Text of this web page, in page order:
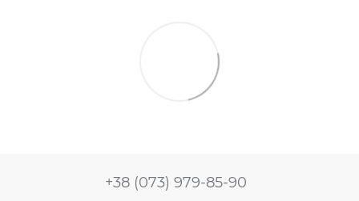
+38 (073) 979-85-90